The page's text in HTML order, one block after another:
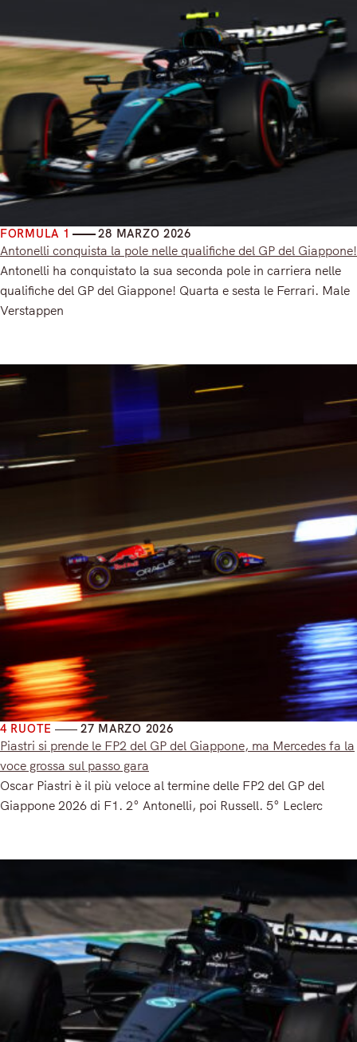
FORMULA 1 28 MARZO 2026
Antonelli conquista la pole nelle qualifiche del GP del Giappone!
Antonelli ha conquistato la sua seconda pole in carriera nelle
qualifiche del GP del Giappone! Quarta e sesta le Ferrari. Male
Verstappen
4 RUOTE 27 MARZO 2026
Piastri si prende le FP2 del GP del Giappone, ma Mercedes fa la
voce grossa sul passo gara
Oscar Piastri è il più veloce al termine delle FP2 del GP del
Giappone 2026 di F1. 2° Antonelli, poi Russell. 5° Leclerc